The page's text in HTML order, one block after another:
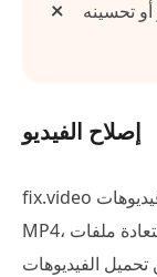
إصلاح الفيديو
fix.video أداة متقدمة ومجانية عبر الإنترنت لإصلاح فيديوهات
MP4، متخصصة في استعادة ملفات MP4 التالفة بدقة عالية.
تحميل الفيديوهات